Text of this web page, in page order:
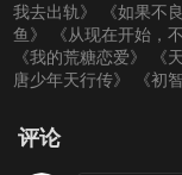
我去出轨》
《如果不
鱼》
《从现在开始，
《我的荒糖恋爱》
《
唐少年天行传》
《初
评论